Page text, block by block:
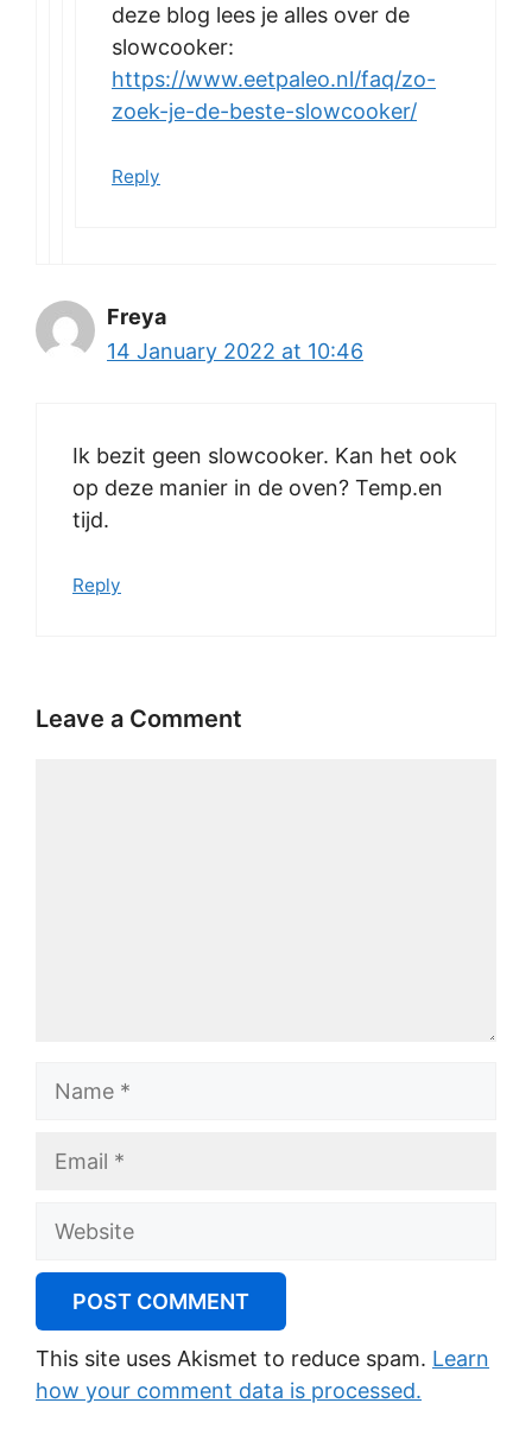
deze blog lees je alles over de
slowcooker:
https://www.eetpaleo.nl/faq/zo-
zoek-je-de-beste-slowcooker/
Reply
Freya
14 January 2022 at 10:46
Ik bezit geen slowcooker. Kan het ook
op deze manier in de oven? Temp.en
tijd.
Reply
Leave a Comment
Website
This site uses Akismet to reduce spam. Learn
how your comment data is processed.